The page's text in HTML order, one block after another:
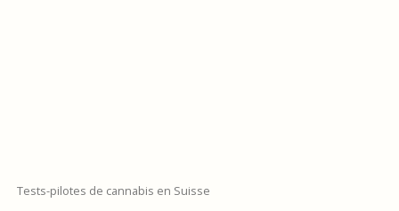
Tests-pilotes de cannabis en Suisse